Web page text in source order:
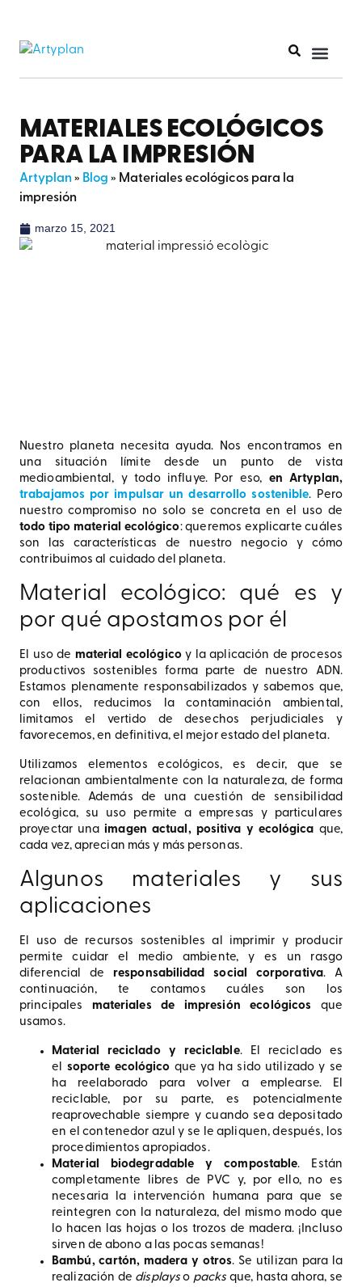
MATERIALES ECOLÓGICOS
PARA LA IMPRESIÓN
Artyplan» Blog » Materiales ecológicos para la
impresión
marzo 15, 2021
Nuestro planeta necesita ayuda. Nos encontramos en
una situación límite desde un punto de vista
medioambiental, y todo influye. Por eso, en Artyplan,
trabajamos por impulsar un desarrollo sostenible. Pero
nuestro compromiso no solo se concreta en el uso de
todo tipo material ecológico: queremos explicarte cuáles
son las características de nuestro negocio y cómo
contribuimos al cuidado del planeta.
Material ecológico: qué es y
por qué apostamos por él
El uso de material ecológicoy la aplicación de procesos
productivos sostenibles forma parte de nuestro ADN.
Estamos plenamente responsabilizados y sabemos que,
con ellos, reducimos la contaminación ambiental,
limitamos el vertido de desechos perjudiciales y
favorecemos, en definitiva, el mejor estado del planeta.
Utilizamos elementos ecológicos, es decir, que se
relacionan ambientalmente con la naturaleza, de forma
sostenible. Además de una cuestión de sensibilidad
ecológica, su uso permite a empresas y particulares
proyectar unaimagen actual, positiva y ecológica que,
cada vez, aprecian más y más personas.
Algunos materiales y sus
aplicaciones
El uso de recursos sostenibles al imprimir y producir
permite cuidar el medio ambiente, y es un rasgo
diferencial deresponsabilidad social corporativa. A
continuación, te contamos cuáles son los
principales materiales de impresión ecológicos que
usamos.
Material reciclado y reciclable. El reciclado es
el soporte ecológico que ya ha sido utilizado y se
ha reelaborado para volver a emplearse. El
reciclable, por su parte, es potencialmente
reaprovechable siempre y cuando sea depositado
en el contenedor azul y se le apliquen, después, los
procedimientos apropiados.
Material biodegradable y compostable. Están
completamente libres de PVC y, por ello, no es
necesaria la intervención humana para que se
reintegren con la naturaleza, del mismo modo que
lo hacen las hojas o los trozos de madera. ¡Incluso
sirven de abono a las pocas semanas!
Bambú, cartón, madera y otros. Se utilizan para la
realización de displayso packs que, hasta ahora, se